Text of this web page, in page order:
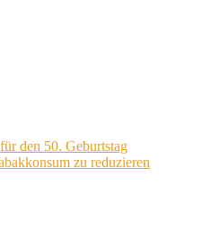
den 50. Geburtstag
zu reduzieren